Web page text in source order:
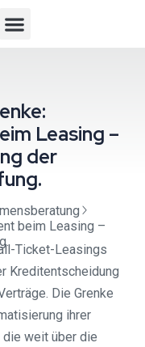
Leasing –
der
beim Leasing –
Ticket-Leasings
Kreditentscheidung
Die Grenke
ihrer
weit über die